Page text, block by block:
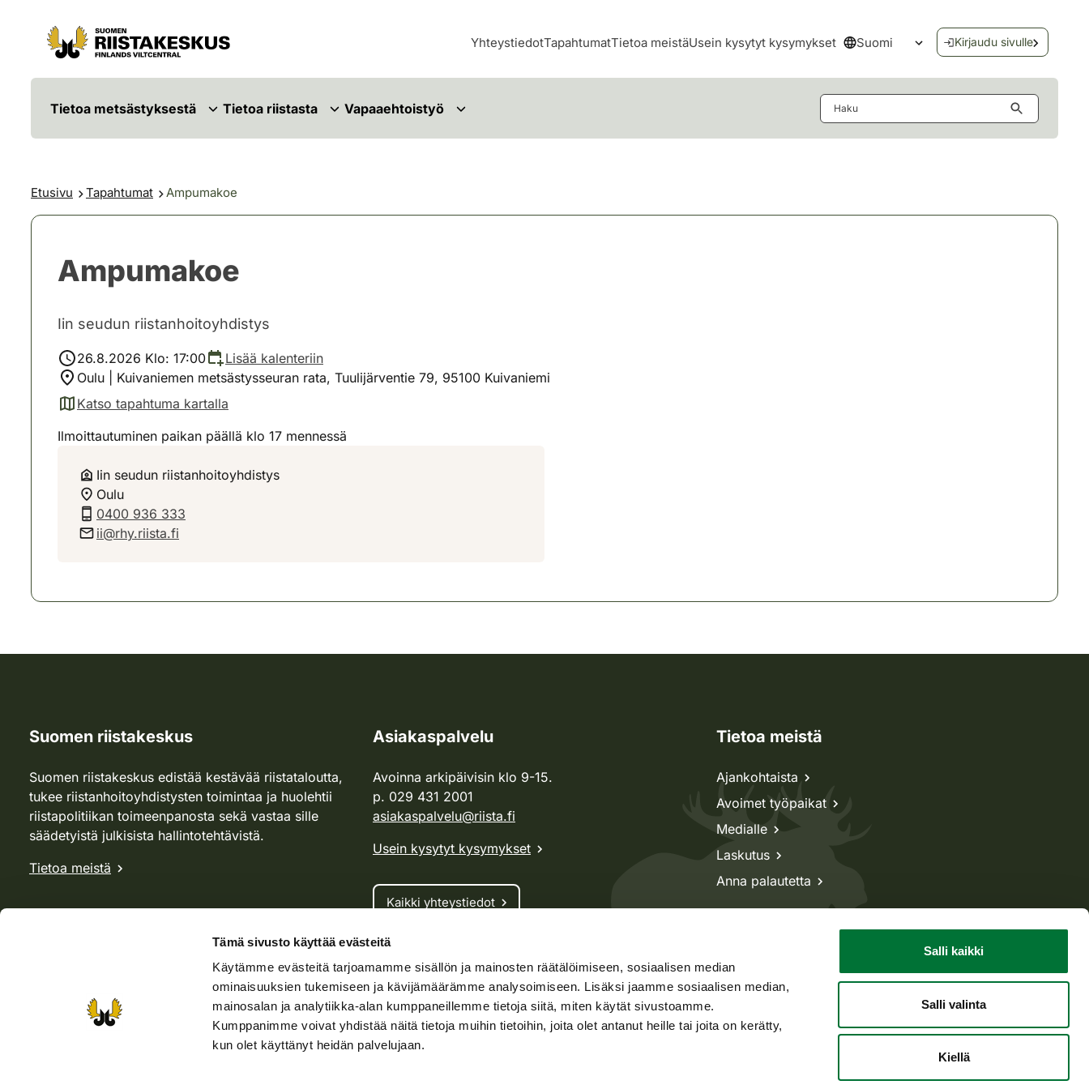
Tämä sivusto käyttää evästeitä
Käytämme evästeitä tarjoamamme sisällön ja mainosten räätälöimiseen, sosiaalisen median
ominaisuuksien tukemiseen ja kävijämäärämme analysoimiseen. Lisäksi jaamme sosiaalisen median,
mainosalan ja analytiikka-alan kumppaneillemme tietoja siitä, miten käytät sivustoamme.
Kumppanimme voivat yhdistää näitä tietoja muihin tietoihin, joita olet antanut heille tai joita on kerätty,
kun olet käyttänyt heidän palvelujaan.
Salli kaikki
Salli valinta
Kiellä
Siirry sisältöön
Siirry sivustokarttaan
YhteystiedotTapahtumatTietoa meistäUsein kysytyt kysymykset Suomi
Avaa kielivalikko
Kirjaudu sivulle
Tietoa metsästyksestä Tietoa riistasta Vapaaehtoistyö
Etusivu Tapahtumat Ampumakoe
Ampumakoe
Iin seudun riistanhoitoyhdistys
26.8.2026 Klo: 17:00
Lisää kalenteriin
Oulu | Kuivaniemen metsästysseuran rata, Tuulijärventie 79, 95100 Kuivaniemi
Katso tapahtuma kartalla
(avautuu uuteen välilehteen)
Ilmoittautuminen paikan päällä klo 17 mennessä
Iin seudun riistanhoitoyhdistys
Oulu
0400 936 333
ii@rhy.riista.fi
Suomen riistakeskus
Suomen riistakeskus edistää kestävää riistataloutta,
tukee riistanhoitoyhdistysten toimintaa ja huolehtii
riistapolitiikan toimeenpanosta sekä vastaa sille
säädetyistä julkisista hallintotehtävistä.
Tietoa meistä
Asiakaspalvelu
Avoinna arkipäivisin klo 9-15.
p. 029 431 2001
asiakaspalvelu@riista.fi
Usein kysytyt kysymykset
Kaikki yhteystiedot
Metsästyskortti-asiat
Oma riista -asiat
Lupa-asiat
Tietoa meistä
Ajankohtaista
Avoimet työpaikat
Medialle
Laskutus
Anna palautetta